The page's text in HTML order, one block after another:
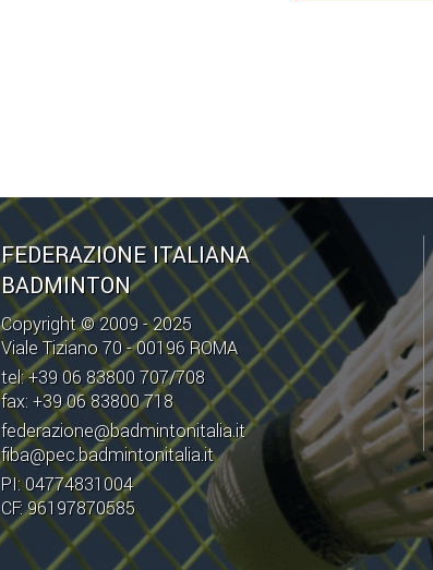
FEDERAZIONE ITALIANA
BADMINTON
Copyright © 2009 - 2025
Viale Tiziano 70 - 00196 ROMA
tel: +39 06 83800 707/708
fax: +39 06 83800 718
federazione@badmintonitalia.it
fiba@pec.badmintonitalia.it
PI: 04774831004
CF: 96197870585